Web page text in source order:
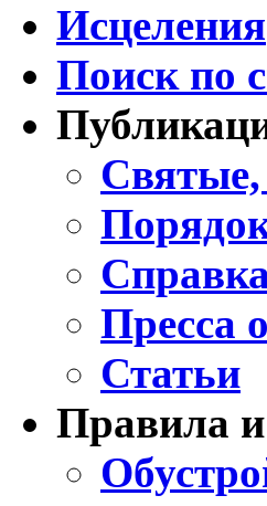
Исцеления
Поиск по
Пресса
Статьи
Правила и